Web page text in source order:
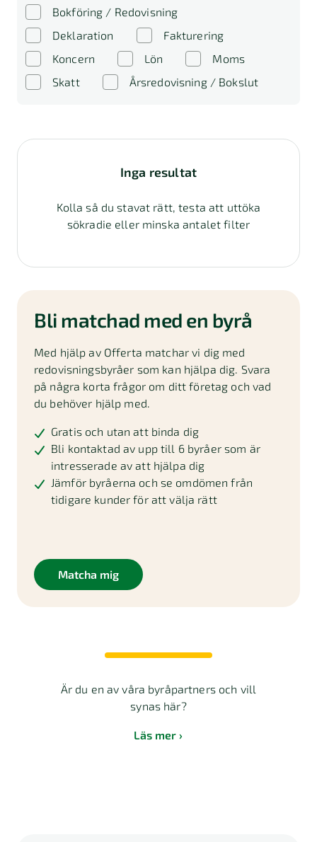
Bokföring / Redovisning
Deklaration
Fakturering
Koncern
Lön
Moms
Skatt
Årsredovisning / Bokslut
Inga resultat
Kolla så du stavat rätt, testa att uttöka
sökradie eller minska antalet filter
Bli matchad med en byrå
Med hjälp av Offerta matchar vi dig med
redovisningsbyråer som kan hjälpa dig. Svara
på några korta frågor om ditt företag och vad
du behöver hjälp med.
Gratis och utan att binda dig
Bli kontaktad av upp till 6 byråer som är
intresserade av att hjälpa dig
Jämför byråerna och se omdömen från
tidigare kunder för att välja rätt
Matcha mig
Är du en av våra byråpartners och vill
synas här?
Läs mer